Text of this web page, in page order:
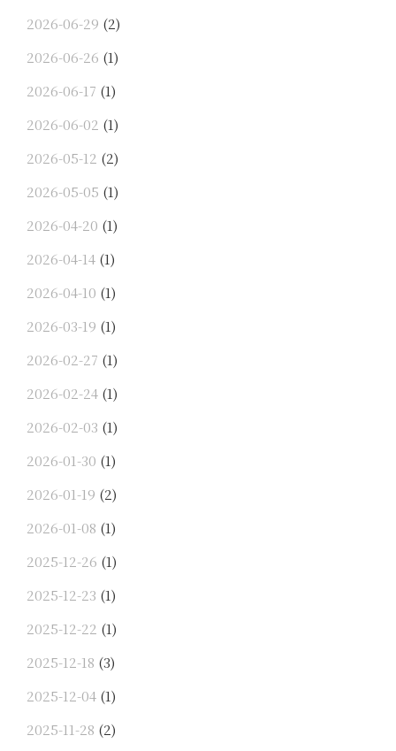
2026-06-29 (2)
2026-06-26 (1)
2026-06-17 (1)
2026-06-02 (1)
2026-05-12 (2)
2026-05-05 (1)
2026-04-20 (1)
2026-04-14 (1)
2026-04-10 (1)
2026-03-19 (1)
2026-02-27 (1)
2026-02-24 (1)
2026-02-03 (1)
2026-01-30 (1)
2026-01-19 (2)
2026-01-08 (1)
2025-12-26 (1)
2025-12-23 (1)
2025-12-22 (1)
2025-12-18 (3)
2025-12-04 (1)
2025-11-28 (2)